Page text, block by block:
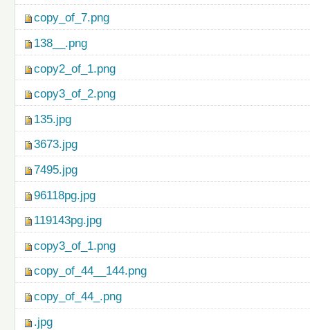
copy_of_7.png
138__.png
copy2_of_1.png
copy3_of_2.png
135.jpg
3673.jpg
7495.jpg
96118pg.jpg
119143pg.jpg
copy3_of_1.png
copy_of_44__144.png
copy_of_44_.png
.jpg